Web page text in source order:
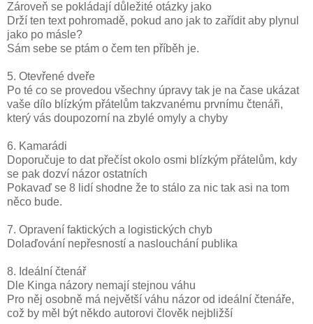
Zároveň se pokládají důležité otázky jako
Drží ten text pohromadě, pokud ano jak to zařídit aby plynul
jako po másle?
Sám sebe se ptám o čem ten příběh je.
5. Otevřené dveře
Po té co se provedou všechny úpravy tak je na čase ukázat
vaše dílo blízkým přátelům takzvanému prvnímu čtenáři,
který vás doupozorní na zbylé omyly a chyby
6. Kamarádi
Doporučuje to dat přečíst okolo osmi blízkým přátelům, kdy
se pak dozví názor ostatních
Pokavaď se 8 lidí shodne že to stálo za nic tak asi na tom
něco bude.
7. Opravení faktických a logistických chyb
Dolaďování nepřesností a naslouchání publika
8. Ideální čtenář
Dle Kinga názory nemají stejnou váhu
Pro něj osobně má největší váhu názor od ideální čtenáře,
což by měl být někdo autorovi člověk nejbližší